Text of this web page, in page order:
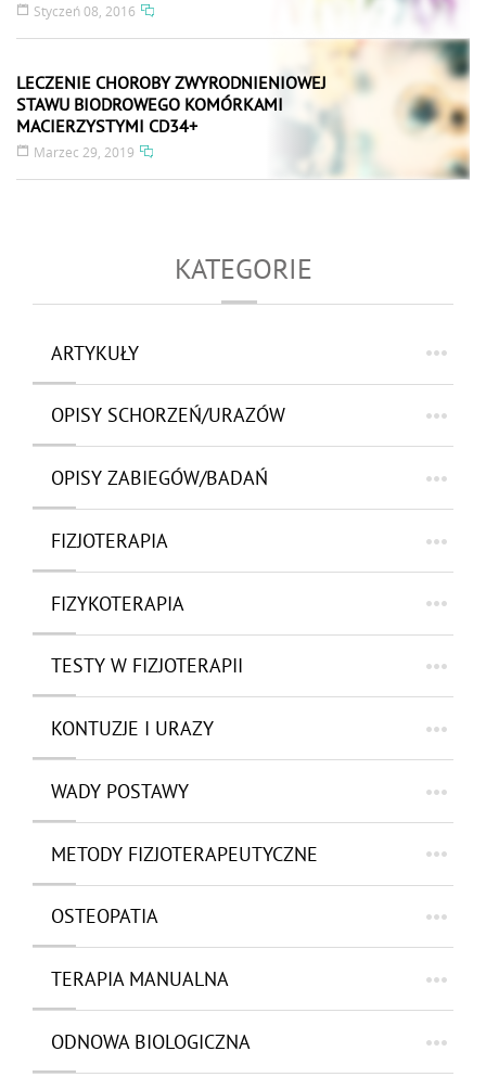
Styczeń 08, 2016
LECZENIE CHOROBY ZWYRODNIENIOWEJ
STAWU BIODROWEGO KOMÓRKAMI
MACIERZYSTYMI CD34+
Marzec 29, 2019
KATEGORIE
ARTYKUŁY
OPISY SCHORZEŃ/URAZÓW
OPISY ZABIEGÓW/BADAŃ
FIZJOTERAPIA
FIZYKOTERAPIA
TESTY W FIZJOTERAPII
KONTUZJE I URAZY
WADY POSTAWY
METODY FIZJOTERAPEUTYCZNE
OSTEOPATIA
TERAPIA MANUALNA
ODNOWA BIOLOGICZNA